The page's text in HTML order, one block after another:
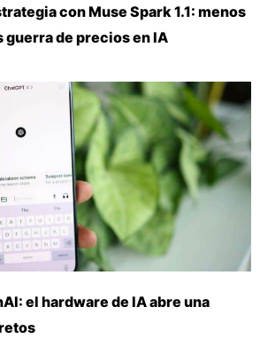
con Muse Spark 1.1: menos
guerra de precios en IA
el hardware de IA abre una